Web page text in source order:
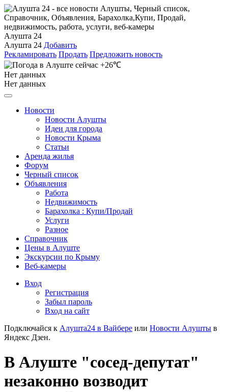
Алушта 24
Алушта 24 Добавить
Рекламировать Продать Предложить новость
+26℃
Нет данных
Нет данных
Новости
Новости Алушты
Идеи для города
Новости Крыма
Статьи
Аренда жилья
Форум
Черный список
Объявления
Работа
Недвижимость
Барахолка : Купи/Продай
Услуги
Разное
Справочник
Цены в Алуште
Экскурсии по Крыму
Веб-камеры
Вход
Регистрация
Забыл пароль
Вход на сайт
Подключайся к Алушта24 в Вайбере или Новости Алушты в
Яндекс Дзен.
В Алуште "сосед-депутат"
незаконно возводит